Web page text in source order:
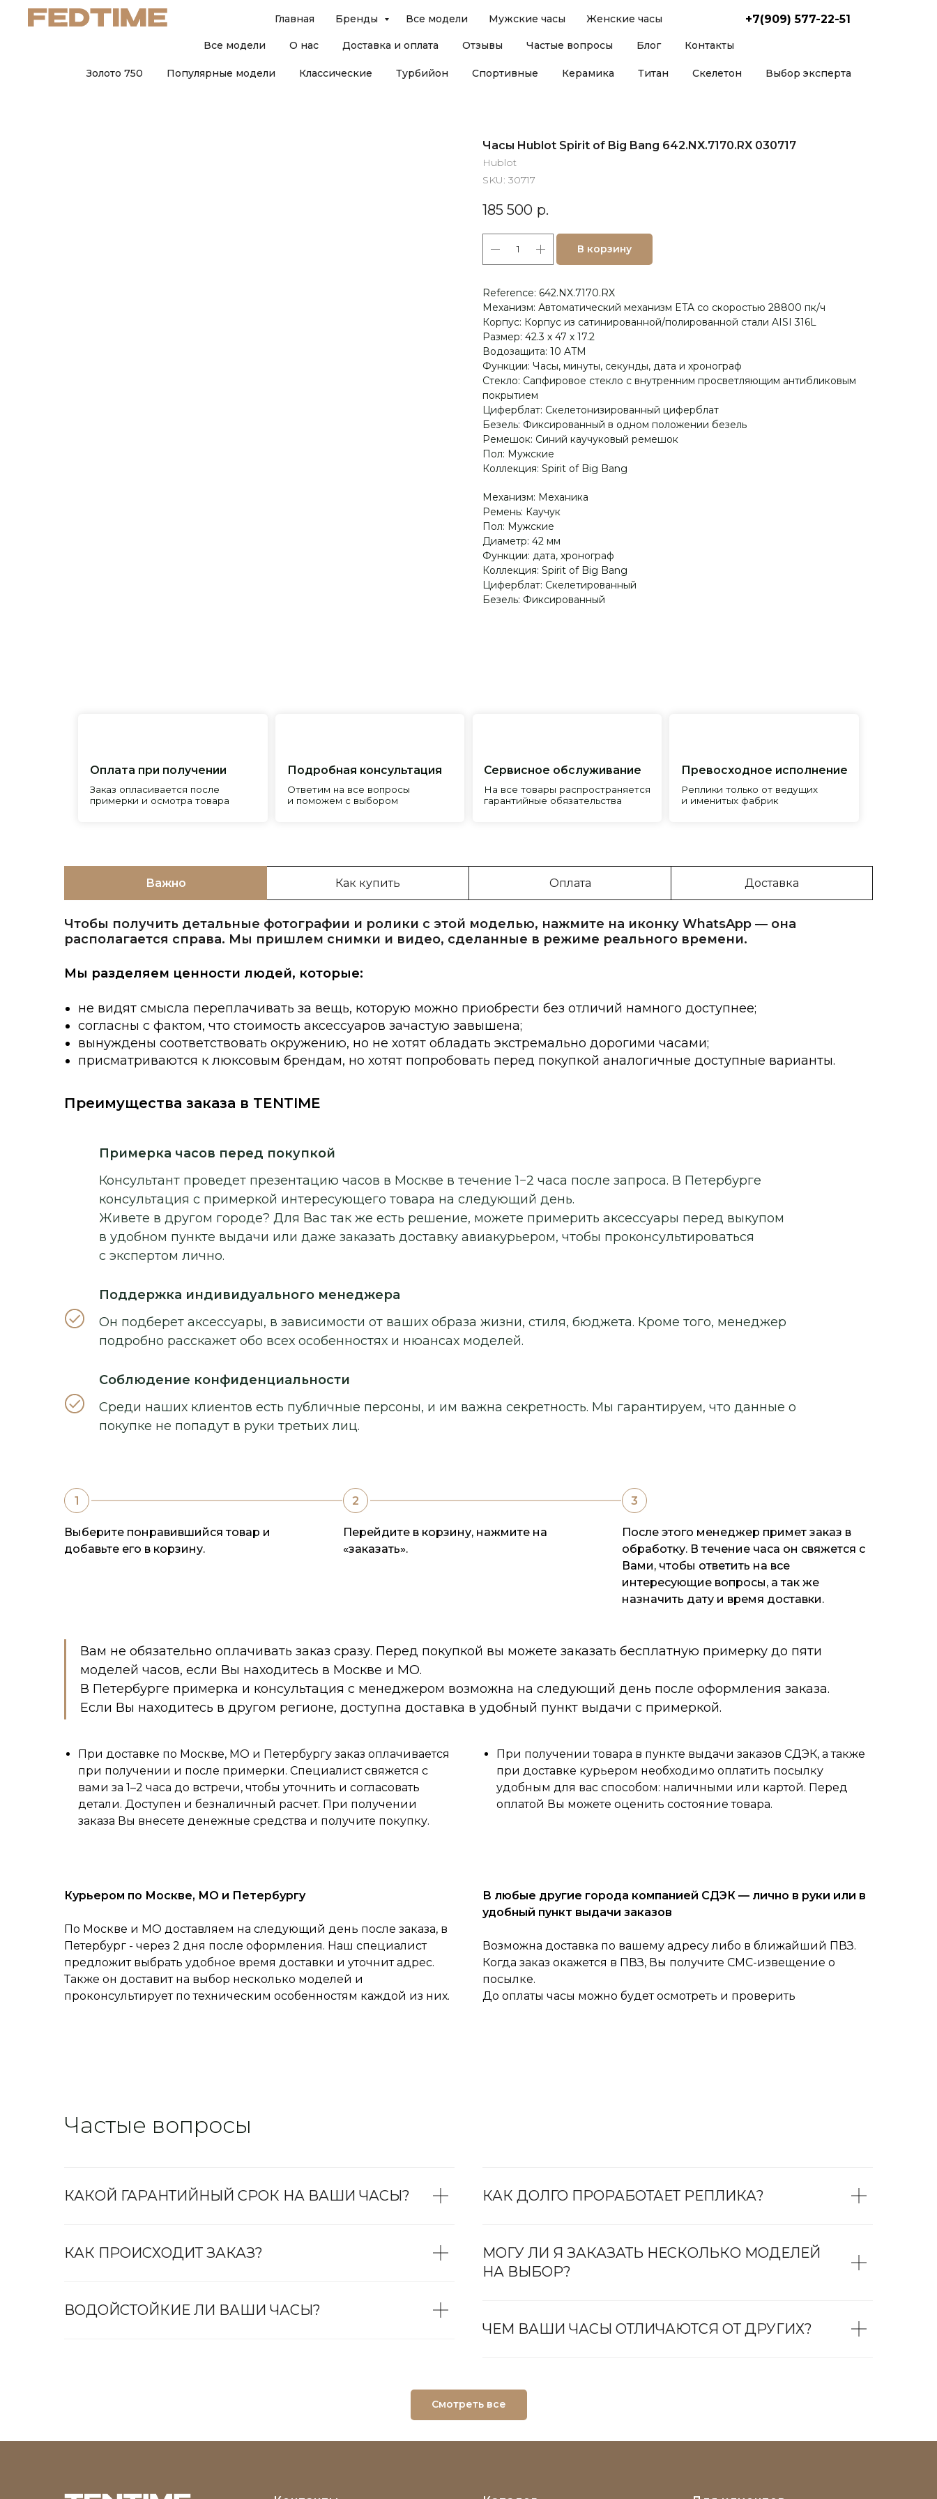
Все модели О нас Доставка и оплата Отзывы Частые вопросы Блог Контакты
Главная Бренды Все модели Мужские часы Женские часы +7(909) 577-22-51
Золото 750 Популярные модели Классические Турбийон Спортивные Керамика Титан Скелетон Выбор эксперта
Часы Hublot Spirit of Big Bang 642.NX.7170.RX 030717
Hublot
SKU: 30717
185 500 р.
В корзину
Reference: 642.NX.7170.RX
Механизм: Автоматический механизм ETA со скоростью 28800 пк/ч
Корпус: Корпус из сатинированной/полированной стали AISI 316L
Размер: 42.3 х 47 х 17.2
Водозащита: 10 ATM
Функции: Часы, минуты, секунды, дата и хронограф
Стекло: Сапфировое стекло с внутренним просветляющим антибликовым
покрытием
Циферблат: Скелетонизированный циферблат
Безель: Фиксированный в одном положении безель
Ремешок: Синий каучуковый ремешок
Пол: Мужские
Коллекция: Spirit of Big Bang
Механизм: Механика
Ремень: Каучук
Пол: Мужские
Диаметр: 42 мм
Функции: дата, хронограф
Коллекция: Spirit of Big Bang
Циферблат: Скелетированный
Безель: Фиксированный
Важно Как купить Оплата Доставка
Чтобы получить детальные фотографии и ролики с этой моделью, нажмите на иконку WhatsApp — она
располагается справа. Мы пришлем снимки и видео, сделанные в режиме реального времени.
Мы разделяем ценности людей, которые:
не видят смысла переплачивать за вещь, которую можно приобрести без отличий намного доступнее;
согласны с фактом, что стоимость аксессуаров зачастую завышена;
вынуждены соответствовать окружению, но не хотят обладать экстремально дорогими часами;
присматриваются к люксовым брендам, но хотят попробовать перед покупкой аналогичные доступные варианты.
Преимущества заказа в TENTIME
Примерка часов перед покупкой
Консультант проведет презентацию часов в Москве в течение 1−2 часа после запроса. В Петербурге
консультация с примеркой интересующего товара на следующий день.
Живете в другом городе? Для Вас так же есть решение, можете примерить аксессуары перед выкупом
в удобном пункте выдачи или даже заказать доставку авиакурьером, чтобы проконсультироваться
с экспертом лично.
Поддержка индивидуального менеджера
Он подберет аксессуары, в зависимости от ваших образа жизни, стиля, бюджета. Кроме того, менеджер
подробно расскажет обо всех особенностях и нюансах моделей.
Соблюдение конфиденциальности
Среди наших клиентов есть публичные персоны, и им важна секретность. Мы гарантируем, что данные о
покупке не попадут в руки третьих лиц.
Выберите понравившийся товар и
добавьте его в корзину.
Перейдите в корзину, нажмите на
«заказать».
После этого менеджер примет заказ в
обработку. В течение часа он свяжется с
Вами, чтобы ответить на все
интересующие вопросы, а так же
назначить дату и время доставки.
Вам не обязательно оплачивать заказ сразу. Перед покупкой вы можете заказать бесплатную примерку до пяти
моделей часов, если Вы находитесь в Москве и МО.
В Петербурге примерка и консультация с менеджером возможна на следующий день после оформления заказа.
Если Вы находитесь в другом регионе, доступна доставка в удобный пункт выдачи с примеркой.
При доставке по Москве, МО и Петербургу заказ оплачивается
при получении и после примерки. Специалист свяжется с
вами за 1–2 часа до встречи, чтобы уточнить и согласовать
детали. Доступен и безналичный расчет. При получении
заказа Вы внесете денежные средства и получите покупку.
При получении товара в пункте выдачи заказов СДЭК, а также
при доставке курьером необходимо оплатить посылку
удобным для вас способом: наличными или картой. Перед
оплатой Вы можете оценить состояние товара.
Курьером по Москве, МО и Петербургу
По Москве и МО доставляем на следующий день после заказа, в
Петербург - через 2 дня после оформления. Наш специалист
предложит выбрать удобное время доставки и уточнит адрес.
Также он доставит на выбор несколько моделей и
проконсультирует по техническим особенностям каждой из них.
В любые другие города компанией СДЭК — лично в руки или в
удобный пункт выдачи заказов
Возможна доставка по вашему адресу либо в ближайший ПВЗ.
Когда заказ окажется в ПВЗ, Вы получите СМС-извещение о
посылке.
До оплаты часы можно будет осмотреть и проверить
Частые вопросы
КАКОЙ ГАРАНТИЙНЫЙ СРОК НА ВАШИ ЧАСЫ?
КАК ПРОИСХОДИТ ЗАКАЗ?
ВОДОЙСТОЙКИЕ ЛИ ВАШИ ЧАСЫ?
КАК ДОЛГО ПРОРАБОТАЕТ РЕПЛИКА?
МОГУ ЛИ Я ЗАКАЗАТЬ НЕСКОЛЬКО МОДЕЛЕЙ
НА ВЫБОР?
ЧЕМ ВАШИ ЧАСЫ ОТЛИЧАЮТСЯ ОТ ДРУГИХ?
Смотреть все